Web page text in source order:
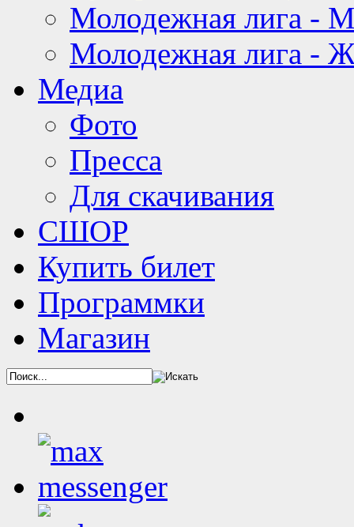
Молодежная лига -
Молодежная лига -
Медиа
Фото
Пресса
Для скачивания
СШОР
Купить билет
Программки
Магазин